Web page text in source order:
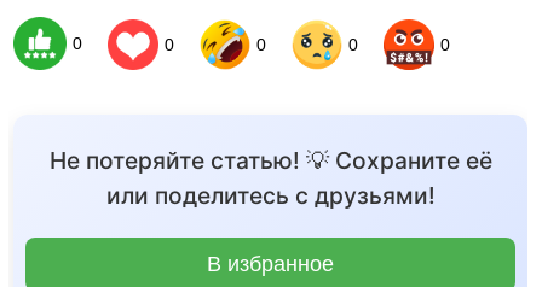
0 0 0 0 0
Не потеряйте статью! 💡 Сохраните её
или поделитесь с друзьями!
В избранное